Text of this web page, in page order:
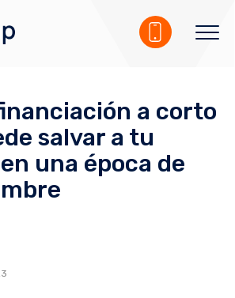
a corto
salvar a tu
una época de